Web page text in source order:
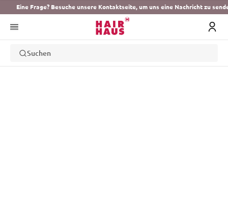
Eine Frage? Besuche unsere Kontaktseite, um uns eine Nachricht zu
Suchen